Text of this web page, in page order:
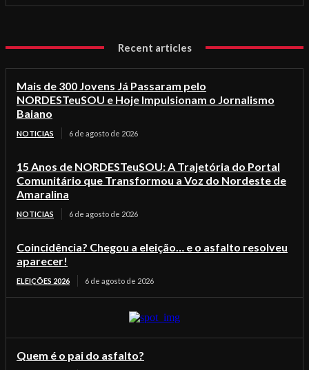
Recent articles
Mais de 300 Jovens Já Passaram pelo
NORDESTeuSOU e Hoje Impulsionam o Jornalismo
Baiano
NOTICIAS 6 de agosto de 2026
15 Anos de NORDESTeuSOU: A Trajetória do Portal
Comunitário que Transformou a Voz do Nordeste de
Amaralina
NOTICIAS 6 de agosto de 2026
Coincidência? Chegou a eleição… e o asfalto resolveu
aparecer!
ELEIÇÕES 2026 6 de agosto de 2026
Quem é o pai do asfalto?